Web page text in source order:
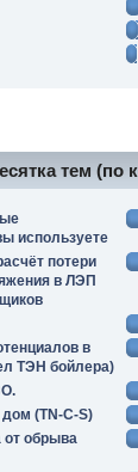
тем (по
используете
потери
в ЛЭП
в
ТЭН бойлера)
(TN-C-S)
от обрыва